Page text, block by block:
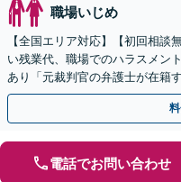
職場いじめ
【全国エリア対応】【初回相談
い残業代、職場でのハラスメン
あり「元裁判官の弁護士が在籍
裁判官経験を活かした最適な戦
電話でお問い合わせ